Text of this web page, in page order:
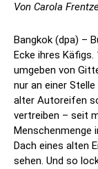
Von Carola
Bangkok (dpa) –
Ecke ihres
umgeben von
nur an einer
alter Autoreifen
vertreiben – seit
Menschenmenge
Dach eines alten
sehen. Und so